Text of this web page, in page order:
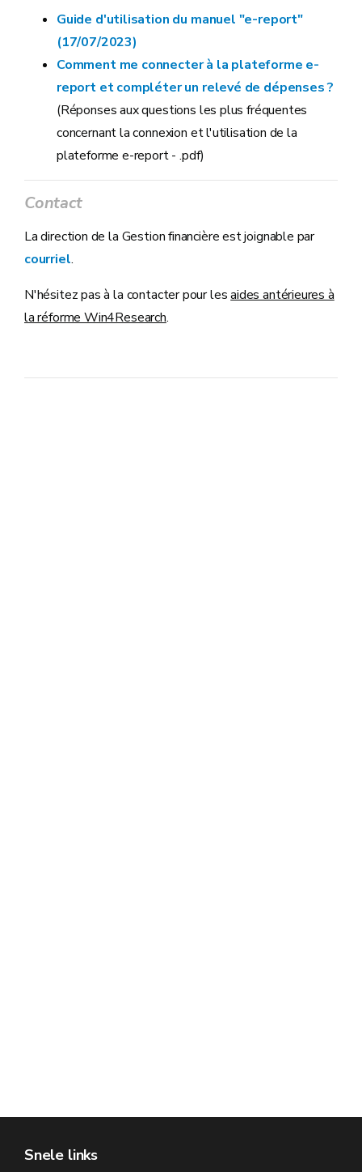
Guide d'utilisation du manuel "e-report"
(17/07/2023)
Comment me connecter à la plateforme e-
report et compléter un relevé de dépenses ?
(Réponses aux questions les plus fréquentes
concernant la connexion et l'utilisation de la
plateforme e-report - .pdf)
Contact
La direction de la Gestion financière est joignable par
courriel.
N'hésitez pas à la contacter pour lesaides antérieures à
la réforme Win4Research.
Snele links